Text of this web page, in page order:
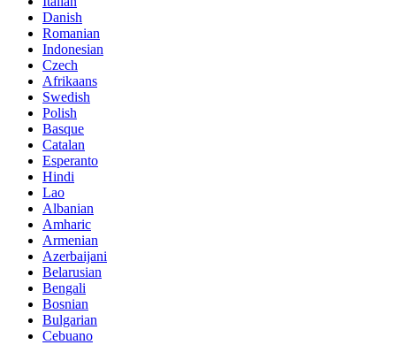
Danish
Romanian
Indonesian
Czech
Afrikaans
Swedish
Polish
Basque
Catalan
Esperanto
Hindi
Lao
Albanian
Amharic
Armenian
Azerbaijani
Belarusian
Bengali
Bosnian
Bulgarian
Cebuano